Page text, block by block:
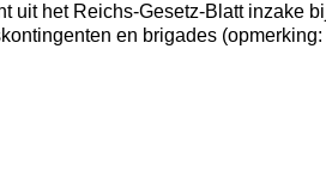
uit het Reichs-Gesetz-Blatt inzake
en brigades